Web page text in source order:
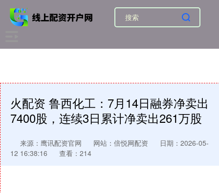
火配资 鲁西化工：7月14日融券净卖出
7400股，连续3日累计净卖出261万股
来源：鹰讯配资官网 网站：倍悦网配资
日期：2026-05-
12 16:38:16
查看：214